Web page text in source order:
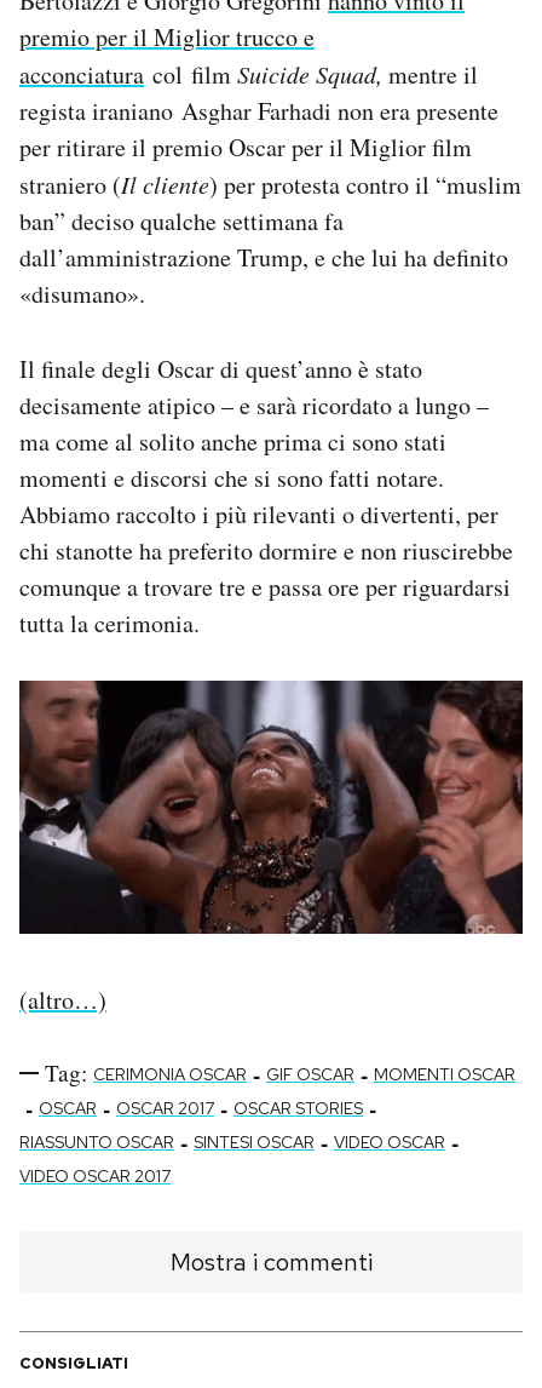
premio per il Miglior trucco e
acconciatura col filmSuicide Squad, mentre il
regista iraniano Asghar Farhadi non era presente
per ritirare il premio Oscar per il Miglior film
straniero (Il cliente) per protesta contro il “muslim
ban” deciso qualche settimana fa
dall’amministrazione Trump, e che lui ha definito
«disumano».
Il finale degli Oscar di quest’anno è stato
decisamente atipico – e sarà ricordato a lungo –
ma come al solito anche prima ci sono stati
momenti e discorsi che si sono fatti notare.
Abbiamo raccolto i più rilevanti o divertenti, per
chi stanotte ha preferito dormire e non riuscirebbe
comunque a trovare tre e passa ore per riguardarsi
tutta la cerimonia.
(altro…)
Tag: CERIMONIA OSCAR - GIF OSCAR - MOMENTI OSCAR
- OSCAR - OSCAR 2017 - OSCAR STORIES -
RIASSUNTO OSCAR - SINTESI OSCAR - VIDEO OSCAR -
VIDEO OSCAR 2017
Mostra i commenti
CONSIGLIATI